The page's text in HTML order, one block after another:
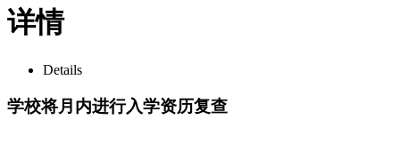
详情
Details
学校将月内进行入学资历复查